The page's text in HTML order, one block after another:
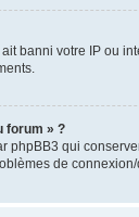
banni votre IP ou
forum » ?
phpBB3 qui
de